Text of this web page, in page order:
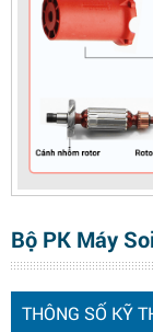
Bộ PK Máy
THÔNG SỐ KỸ